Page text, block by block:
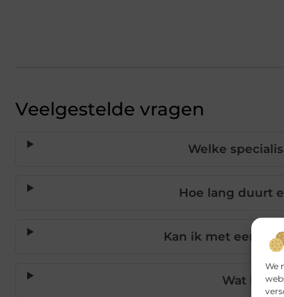
We
Veelgestelde vragen
Welke
Hoe lang duurt
Kan ik met een
Wat leer